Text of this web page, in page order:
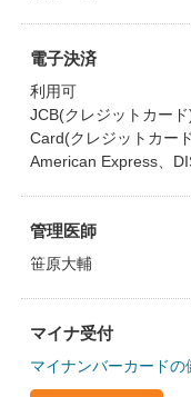
電子決済
利用可
JCB(クレジットカー
Card(クレジットカー
American Express、
管理医師
笹原大輔
マイナ受付
マイナンバーカード